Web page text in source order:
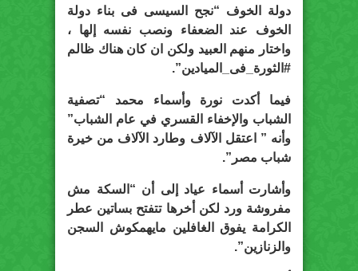
دولة الخوف “نجح السيسى فى بناء دولة
الخوف عند الضعفاء ونصب نفسه إلها ،
واختار منهم العبيد ولكن ان كان هناك ظالم
#الثورة_فى_الميادين”.
فيما أكدت نورة وأسماء محمد “تصفية
الشباب والإخفاء القسري في عام الشباب”
وأنه ” اعتقل الآلاف وطارد الآلاف من خيرة
شباب مصر”.
وأشارت أسماء عياد إلى أن “السكة مش
مفروشة ورد لكن أخرها تتفتح بساتين عطر
الكرامة يفوق الغافلين مايهمكوش السجن
والزنازين”.